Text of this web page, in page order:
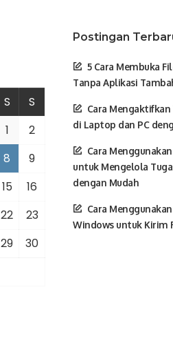
S
S
1
2
8
9
15
16
22
23
29
30
Postingan
5 Cara Membuka
Tanpa Aplikasi
Cara
di Laptop dan PC
Cara
untuk Mengelola
dengan Mudah
Cara
Windows untuk Kirim